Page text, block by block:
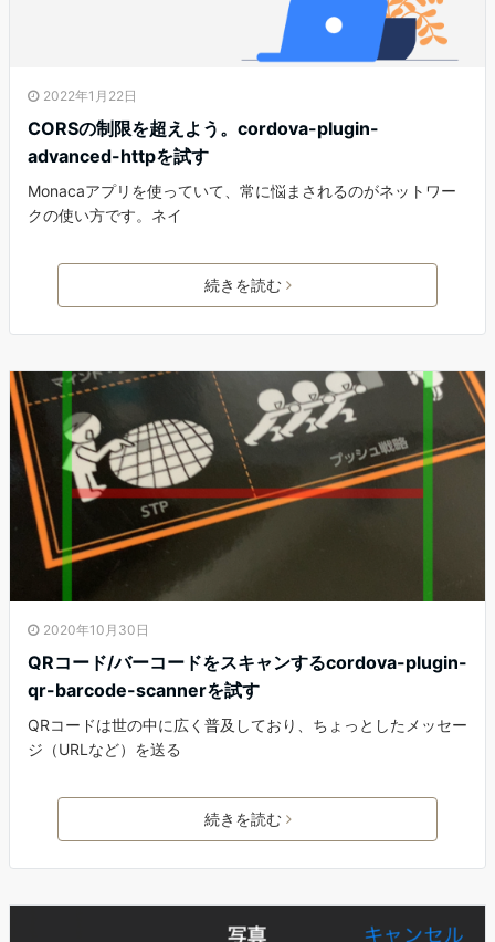
2022年1月22日
CORSの制限を超えよう。cordova-plugin-
advanced-httpを試す
Monacaアプリを使っていて、常に悩まされるのがネットワー
クの使い方です。ネイ
続きを読む
2020年10月30日
QRコード/バーコードをスキャンするcordova-plugin-
qr-barcode-scannerを試す
QRコードは世の中に広く普及しており、ちょっとしたメッセー
ジ（URLなど）を送る
続きを読む